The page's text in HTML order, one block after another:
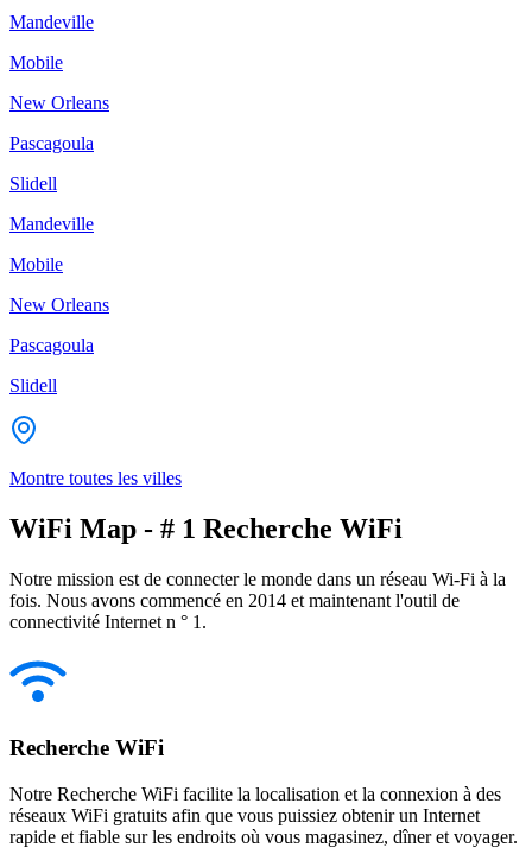
Mandeville
Mobile
New Orleans
Pascagoula
Slidell
Mandeville
Mobile
New Orleans
Pascagoula
Slidell
Montre toutes les villes
WiFi Map - # 1 Recherche WiFi
Notre mission est de connecter le monde dans un réseau Wi-Fi à la
fois. Nous avons commencé en 2014 et maintenant l'outil de
connectivité Internet n ° 1.
Recherche WiFi
Notre Recherche WiFi facilite la localisation et la connexion à des
réseaux WiFi gratuits afin que vous puissiez obtenir un Internet
rapide et fiable sur les endroits où vous magasinez, dîner et voyager.